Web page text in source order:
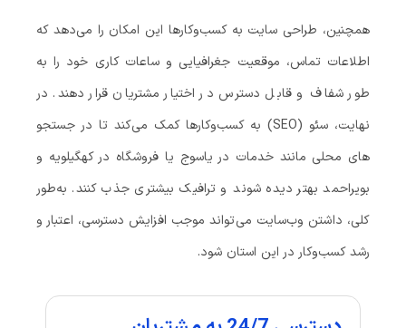
همچنین، طراحی سایت به کسب‌وکارها این امکان را می‌دهد که
اطلاعات تماس، موقعیت جغرافیایی و ساعات کاری خود را به
طور شفاف و قابل دسترس در اختیار مشتریان قرار دهند. در
نهایت، سئو (SEO) به کسب‌وکارها کمک می‌کند تا در جستجو
های محلی مانند خدمات در یاسوج یا فروشگاه در کهگیلویه و
بویراحمد بهتر دیده شوند و ترافیک بیشتری جذب کنند. به‌طور
کلی، داشتن وب‌سایت می‌تواند موجب افزایش دسترسی، اعتبار و
رشد کسب‌وکار در این استان شود.